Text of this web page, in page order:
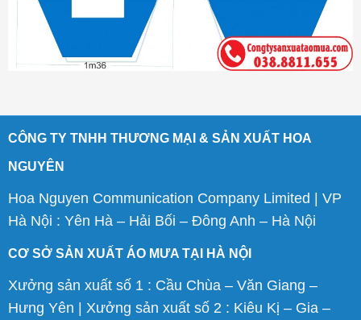
CÔNG TY TNHH THƯƠNG MẠI & SẢN XUẤT HOA
NGUYÊN
Hoa Nguyen Communication Company Limited | VP
Hà Nội : Yên Hà – Hải Bối – Đông Anh – Hà Nội
CƠ SỞ SẢN XUẤT ÁO MƯA TẠI HÀ NỘI
Xưởng sản xuất số 1 : Cầu Chùa – Văn Giang –
Hưng Yên | Xưởng sản xuất số 2 : Kiêu Kị – Gia –